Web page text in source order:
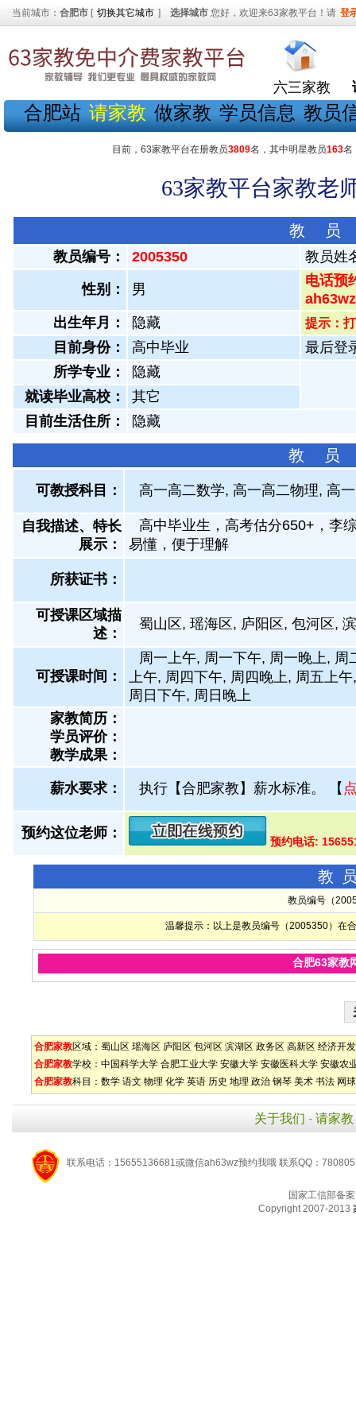
当前城市： 合肥市 [ 切换其它城市 ] 选择城市 您好，欢迎来63家教平台！请 登
六三家教
合肥站 请家教 做家教 学员信息 教员
目前，63家教平台在册教员3809名，其中明星教员163名
63家教平台家教老
教 员
教员编号： 2005350 教员姓
性别： 男
电话预
出生年月：
隐藏 提示：
目前身份： 高中毕业
最后登
所学专业：
隐藏
就读毕业高校：
其它
目前生活住所：
隐藏
教 员
可教授科目： 高一高二数学, 高一高二物理, 高
自我描述、特长
展示 ：
高中毕业生，高考估分650+，李
易懂，便于理解
所获证书 ：
可授课区域描
述：
蜀山区, 瑶海区, 庐阳区, 包河区,
可授课时间：
周一上午, 周一下午, 周一晚上,
上午, 周四下午, 周四晚上, 周五上
周日下午, 周日晚上
家教简历：
学员评价：
教学成果：
薪水要求： 执行【合肥家教】薪水标准。 【
预约这位老师：
预约电话:
教
教员编号（
温馨提示：以上是教员编号（2005350）在
合肥63家教
合肥家教区域： 蜀山区 瑶海区 庐阳区 包河区 滨湖区 政务区 高新区 经济开
合肥家教学校： 中国科学大学 合肥工业大学 安徽大学 安徽医科大学 安徽农
合肥家教科目： 数学 语文 物理 化学 英语 历史 地理 政治 钢琴 美术 书法 网球
关于我们 - 请家教
联系电话：15655136681或微信ah63wz预约我哦 联系QQ：
国家工信部备
Copyright 2007-2013